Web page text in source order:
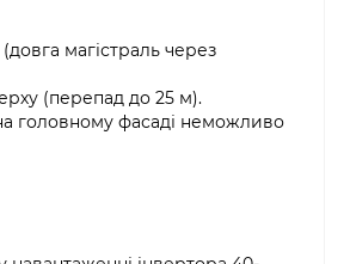
магістраль через
(перепад до 25 м).
головному фасаді неможливо